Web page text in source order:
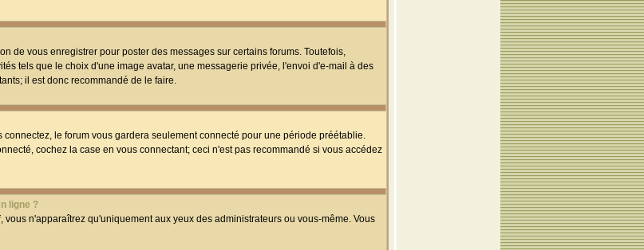
de vous enregistrer pour poster des messages sur certains forums. Toutefois,
tels que le choix d'une image avatar, une messagerie privée, l'envoi d'e-mail à des
il est donc recommandé de le faire.
connectez, le forum vous gardera seulement connecté pour une période préétablie.
cochez la case en vous connectant; ceci n'est pas recommandé si vous accédez
ligne ?
, vous n'apparaîtrez qu'uniquement aux yeux des administrateurs ou vous-même. Vous